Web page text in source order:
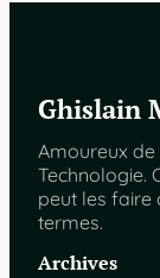
Ghislain
Amoureux
Technologie.
peut les faire
termes.
Archives